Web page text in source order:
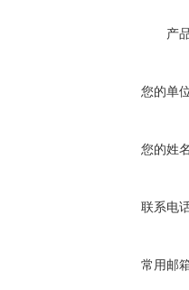
产
您的单
您的姓
联系电
常用邮